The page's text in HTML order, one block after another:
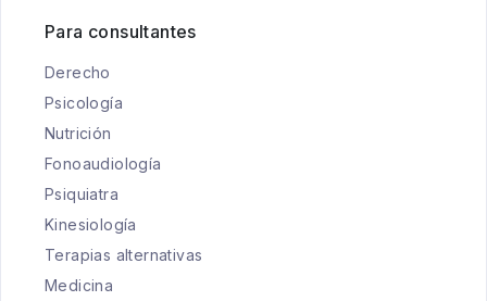
Para consultantes
Derecho
Psicología
Nutrición
Fonoaudiología
Psiquiatra
Kinesiología
Terapias alternativas
Medicina